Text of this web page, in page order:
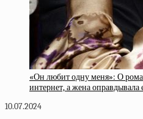
«Он любит одну меня»: О
интернет, а жена оправдывала
10.07.2024